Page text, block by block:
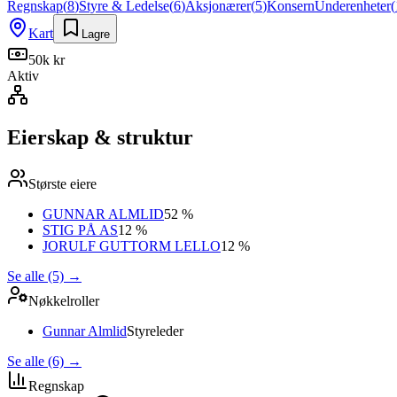
Regnskap(8)Styre & Ledelse(6)Aksjonærer(5)KonsernUnderenheter(
Kart
Lagre
50k kr
Aktiv
Eierskap & struktur
Største eiere
GUNNAR ALMLID52 %
STIG PÅ AS12 %
JORULF GUTTORM LELLO12 %
Se alle (5) →
Nøkkelroller
Gunnar AlmlidStyreleder
Se alle (6) →
Regnskap